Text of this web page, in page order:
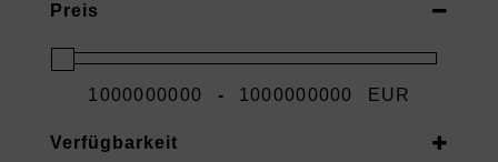
Preis
Minimum Price
-
Maximum Price
EUR
Verfügbarkeit